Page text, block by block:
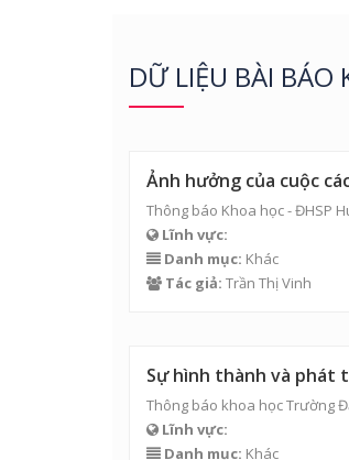
DỮ LIỆU BÀI BÁO
Ảnh hưởng của cuộc
Thông báo Khoa học - ĐHSP
Lĩnh vực:
Danh mục: Khác
Tác giả: Trần Thị Vinh
Sự hình thành và phát
Thông báo khoa học Trường
Lĩnh vực:
Danh mục: Khác